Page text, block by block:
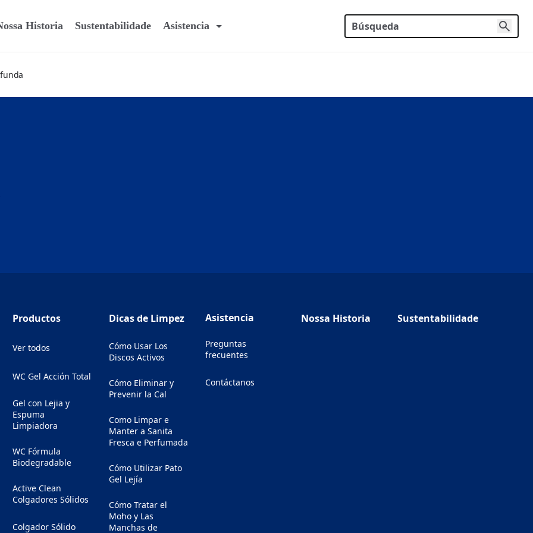
Historia Sustentabilidade Asistencia
Productos
Ver todos
WC Gel Acción Total
Gel con Lejia y
Espuma
Limpiadora
WC Fórmula
Biodegradable
Active Clean
Colgadores Sólidos
Colgador Sólido
Dicas de Limpez
Cómo Usar Los
Discos Activos
Cómo Eliminar y
Prevenir la Cal
Como Limpar e
Manter a Sanita
Fresca e Perfumada
Cómo Utilizar Pato
Gel Lejía
Cómo Tratar el
Moho y Las
Manchas de
Asistencia
Preguntas
frecuentes
Contáctanos
(Opens in a new tab)
Nossa Historia Sustentabilidade